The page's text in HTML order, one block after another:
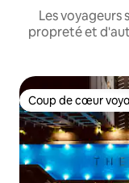
Les voyageurs
propreté et
Coup de cœur
Coup de cœur